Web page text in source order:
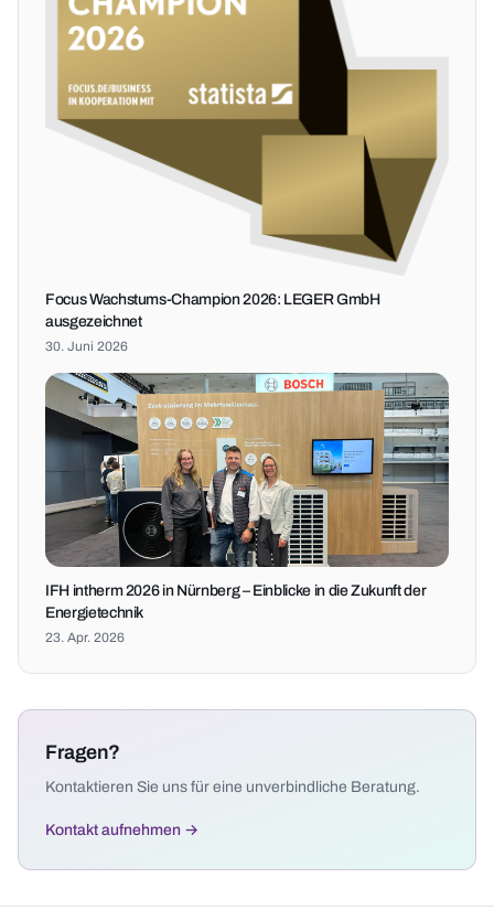
Focus Wachstums-Champion 2026: LEGER GmbH
ausgezeichnet
30. Juni 2026
IFH intherm 2026 in Nürnberg – Einblicke in die Zukunft der
Energietechnik
23. Apr. 2026
Fragen?
Kontaktieren Sie uns für eine unverbindliche Beratung.
Kontakt aufnehmen →